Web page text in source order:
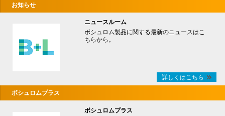
お知らせ
ニュースルーム
ボシュロム製品に関する最新のニュースはこ
ちらから。
詳しくはこちら
ボシュロムプラス
ボシュロムプラス